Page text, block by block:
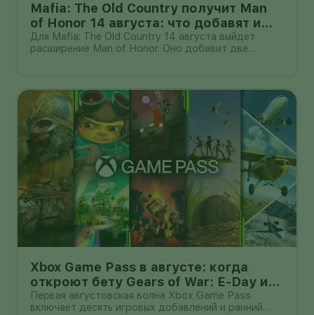
Mafia: The Old Country получит Man
of Honor 14 августа: что добавят и
кому нужна базовая игра
Для Mafia: The Old Country 14 августа выйдет
расширение Man of Honor. Оно добавит две
Дополнение не является самостоятельной иг
Xbox Game Pass в августе: когда
откроют бету Gears of War: E-Day и
какие игры добавят
Первая августовская волна Xbox Game Pass
включает десять игровых добавлений и ранний